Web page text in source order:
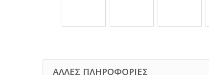
ΆΛΛΕΣ ΠΛΗΡΟΦΟΡΊΕΣ